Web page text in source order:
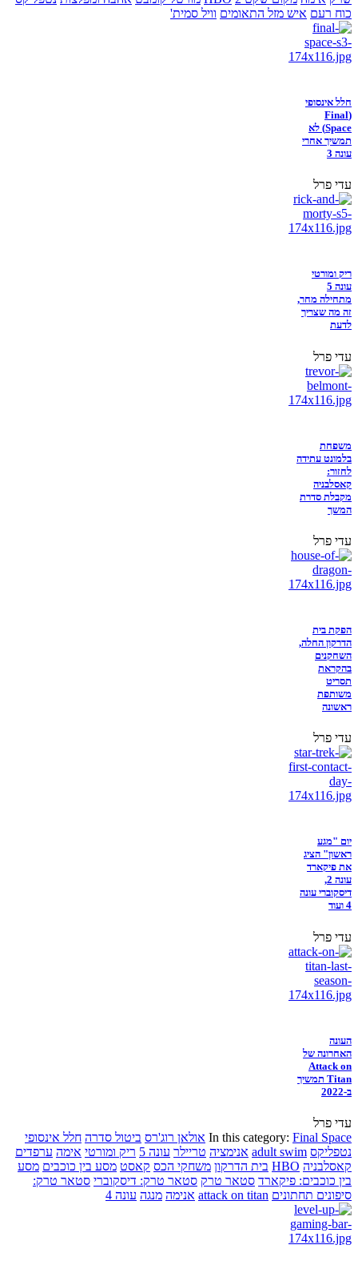
כוח רעם איש מזל התאומים וויל סמית'
חלל אינסופי
(Final
Space) לא
תמשיך אחרי
עונה 3
עדי פרל
ריק ומורטי
עונה 5
מתחילה מחר,
זה מה שצריך
לדעת
עדי פרל
משפחת
בלמונט עתידה
לחזור:
קאסלבניה
מקבלת סדרת
המשך
עדי פרל
הפקת בית
הדרקון החלה,
השחקנים
בהקראת
תסריט
משותפת
ראשונה
עדי פרל
יום "מגע
ראשון" הציג
את פיקארד
עונה 2,
דיסקוברי עונה
4 ועוד
עדי פרל
העונה
האחרונה של
Attack on
Titan תמשיך
ב-2022
עדי פרל
In this category: Final Space אולאן רוג'רס ביטול סדרה חלל אינסופי
נטפליקס adult swim אנימציה טריילר עונה 5 ריק ומורטי אימה ערפדים
קאסלבניה HBO בית הדרקון משחקי הכס קאסט מסע בין כוכבים מסע
בין כוכבים: פיקארד סטאר טרק סטאר טרק: דיסקוברי סטאר טרק:
סיפונים תחתונים attack on titan אנימה מנגה עונה 4